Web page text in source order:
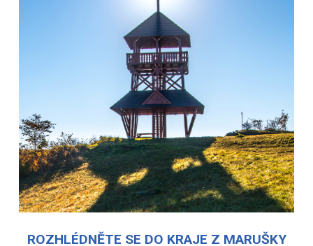
ROZHLÉDNĚTE SE DO KRAJE Z MARUŠKY